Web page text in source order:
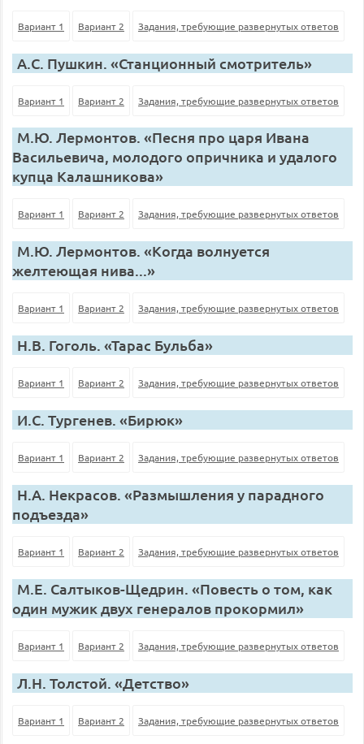
Вариант 1 Вариант 2 Задания, требующие развернутых ответов
А.С. Пушкин. «Станционный смотритель»
Вариант 1 Вариант 2 Задания, требующие развернутых ответов
М.Ю. Лермонтов. «Песня про царя Ивана
Васильевича, молодого опричника и удалого
купца Калашникова»
Вариант 1 Вариант 2 Задания, требующие развернутых ответов
М.Ю. Лермонтов. «Когда волнуется
желтеющая нива...»
Вариант 1 Вариант 2 Задания, требующие развернутых ответов
Н.В. Гоголь. «Тарас Бульба»
Вариант 1 Вариант 2 Задания, требующие развернутых ответов
И.С. Тургенев. «Бирюк»
Вариант 1 Вариант 2 Задания, требующие развернутых ответов
Н.А. Некрасов. «Размышления у парадного
подъезда»
Вариант 1 Вариант 2 Задания, требующие развернутых ответов
М.Е. Салтыков-Щедрин. «Повесть о том, как
один мужик двух генералов прокормил»
Вариант 1 Вариант 2 Задания, требующие развернутых ответов
Л.Н. Толстой. «Детство»
Вариант 1 Вариант 2 Задания, требующие развернутых ответов